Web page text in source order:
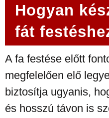
Hogyan
fát
A fa festése előtt
megfelelően elő
biztosítja ugyanis,
és hosszú távon is